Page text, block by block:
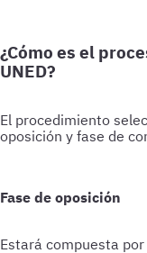
¿Cómo es el
UNED?
El procedimiento
oposición y fase de
Fase de oposición
Estará compuesta por